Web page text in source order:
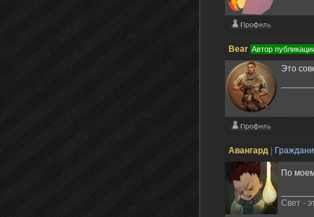
Bear Автор
Это
Авангард
По
Свет -